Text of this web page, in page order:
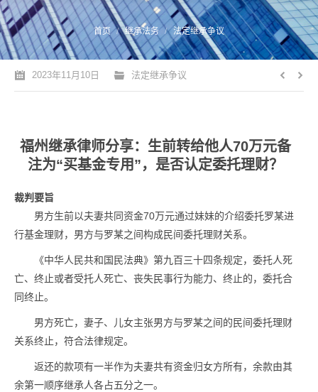
您的位置： 首页 继承法务 法定继承争议
2023年11月10日 法定继承争议
福州继承律师分享：生前转给他人70万元备
注为“买基金专用”，是否认定委托理财？
裁判要旨
男方生前以夫妻共同资金70万元通过妹妹的介绍委托罗某进
行基金理财，男方与罗某之间构成民间委托理财关系。
《中华人民共和国民法典》第九百三十四条规定，委托人死
亡、终止或者受托人死亡、丧失民事行为能力、终止的，委托合
同终止。
男方死亡，妻子、儿女主张男方与罗某之间的民间委托理财
关系终止，符合法律规定。
返还的款项有一半作为夫妻共有资金归女方所有，余款由其
余第一顺序继承人各占五分之一。